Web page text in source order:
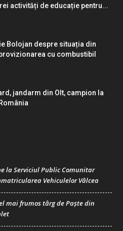
activități de educație pentru...
Bolojan despre situația din
cu combustibil
jandarm din Olt, campion la
la Serviciul Public Comunitar
Vehiculelor Vâlcea
mai frumos târg de Paște din